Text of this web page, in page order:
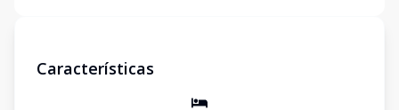
Características